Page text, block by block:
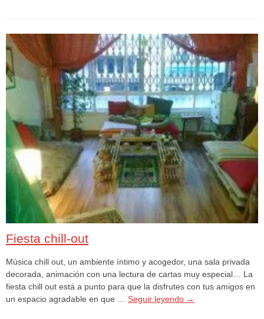
Fiesta chill-out
Música chill out, un ambiente íntimo y acogedor, una sala privada
decorada, animación con una lectura de cartas muy especial… La
fiesta chill out está a punto para que la disfrutes con tus amigos en
un espacio agradable en que … Seguir leyendo →